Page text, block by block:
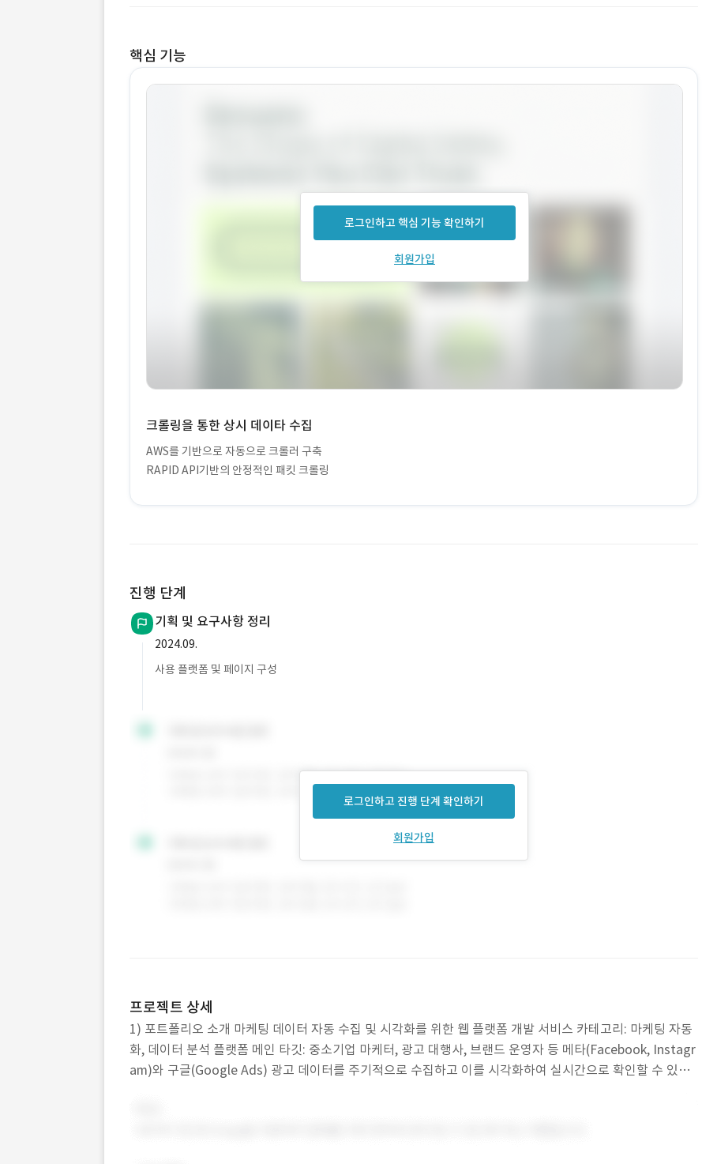
핵심 기능
로그인하고 핵심 기능 확인하기
회원가입
크롤링을 통한 상시 데이타 수집
AWS를 기반으로 자동으로 크롤러 구축
RAPID API기반의 안정적인 패킷 크롤링
진행 단계
기획 및 요구사항 정리
2024.09.
사용 플랫폼 및 페이지 구성
로그인하고 진행 단계 확인하기
회원가입
프로젝트 상세
1) 포트폴리오 소개 마케팅 데이터 자동 수집 및 시각화를 위한 웹 플랫폼 개발 서비스 카테고리: 마케팅 자동
화, 데이터 분석 플랫폼 메인 타깃: 중소기업 마케터, 광고 대행사, 브랜드 운영자 등 메타(Facebook, Instagr
am)와 구글(Google Ads) 광고 데이터를 주기적으로 수집하고 이를 시각화하여 실시간으로 확인할 수 있는